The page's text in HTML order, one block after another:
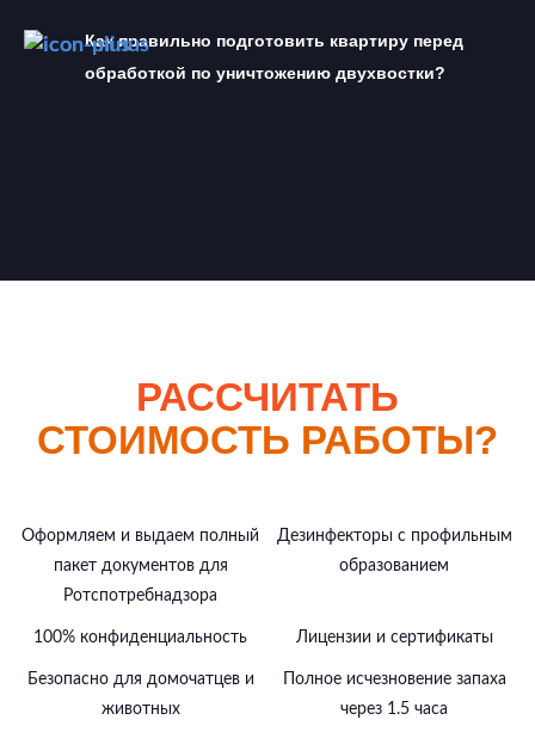
Как правильно подготовить квартиру перед
обработкой по уничтожению двухвостки?
РАССЧИТАТЬ
СТОИМОСТЬ РАБОТЫ?
Оформляем и выдаем полный
пакет документов для
Ротспотребнадзора
Дезинфекторы с профильным
образованием
100% конфиденциальность Лицензии и сертификаты
Безопасно для домочатцев и
животных
Полное исчезновение запаха
через 1.5 часа